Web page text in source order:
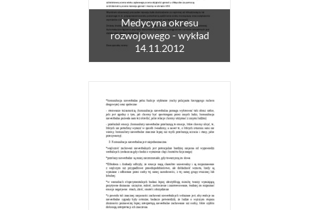
Medycyna okresu
rozwojowego - wykład
14.11.2012